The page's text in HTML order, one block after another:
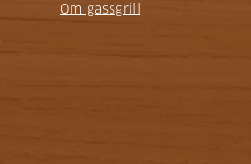
Om gassgrill